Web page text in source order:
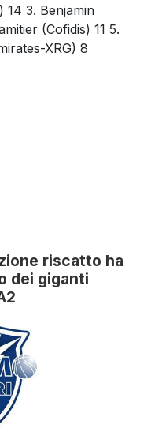
14 3. Benjamin
(Cofidis) 11 5.
XRG) 8
riscatto ha
dei giganti